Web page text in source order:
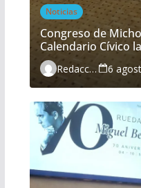
Noticias
Congreso de
Calendario Cívico
Batalla del Fuerte
Redacción 6